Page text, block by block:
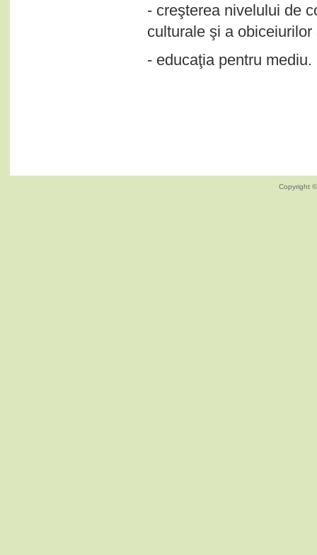
- creşterea nivelului de
culturale şi a
- educaţia pentru mediu.
Copyright